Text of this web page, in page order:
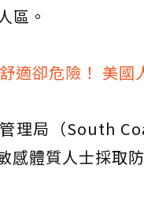
區。
適卻危險！ 美國
理局（South
感體質人士採取